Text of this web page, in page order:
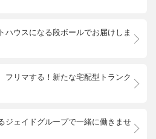
ハウスになる段ボールでお届けしま
フリマする！新たな宅配型トランク
ジェイドグループで一緒に働きませ